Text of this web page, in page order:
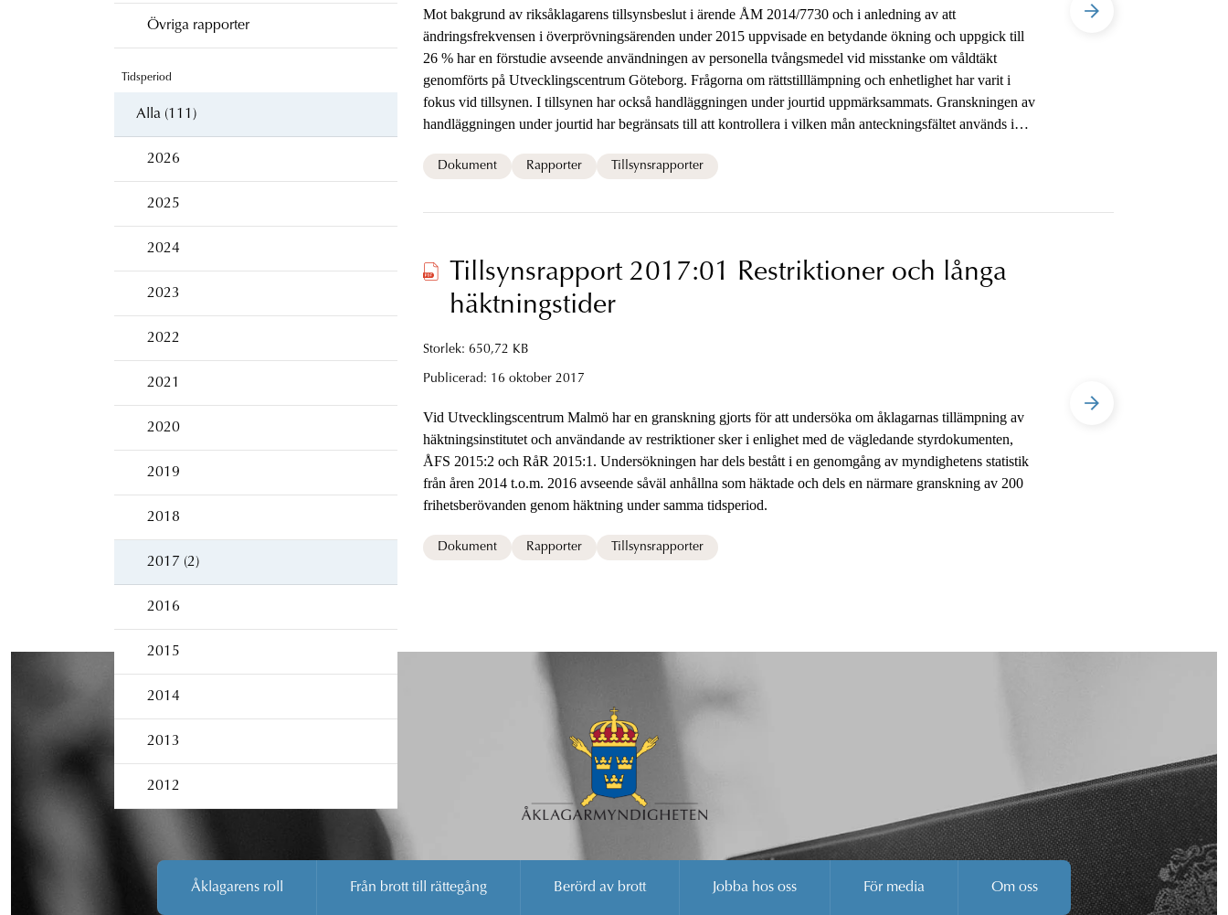
Övriga rapporter
Tidsperiod
Alla (111)
2026
2025
2024
2023
2022
2021
2020
2019
2018
2017 (2)
2016
2015
2014
2013
2012
Mot bakgrund av riksåklagarens tillsynsbeslut i ärende ÅM 2014/7730 och i anledning av att
ändringsfrekvensen i överprövningsärenden under 2015 uppvisade en betydande ökning och uppgick till
26 % har en förstudie avseende användningen av personella tvångsmedel vid misstanke om våldtäkt
genomförts på Utvecklingscentrum Göteborg. Frågorna om rättstilllämpning och enhetlighet har varit i
fokus vid tillsynen. I tillsynen har också handläggningen under jourtid uppmärksammats. Granskningen av
handläggningen under jourtid har begränsats till att kontrollera i vilken mån anteckningsfältet används i
framställan av målsägandebiträde gjorts i ett tidigt skede. Granskningen har utgått från
Dokument Rapporter Tillsynsrapporter
Tillsynsrapport 2017:01 Restriktioner och långa
häktningstider
Storlek: 650,72 KB
Publicerad: 16 oktober 2017
Vid Utvecklingscentrum Malmö har en granskning gjorts för att undersöka om åklagarnas tillämpning av
häktningsinstitutet och användande av restriktioner sker i enlighet med de vägledande styrdokumenten,
ÅFS 2015:2 och RåR 2015:1. Undersökningen har dels bestått i en genomgång av myndighetens statistik
från åren 2014 t.o.m. 2016 avseende såväl anhållna som häktade och dels en närmare granskning av 200
frihetsberövanden genom häktning under samma tidsperiod.
Dokument Rapporter Tillsynsrapporter
Åklagarens roll Från brott till rättegång Berörd av brott Jobba hos oss För media Om oss